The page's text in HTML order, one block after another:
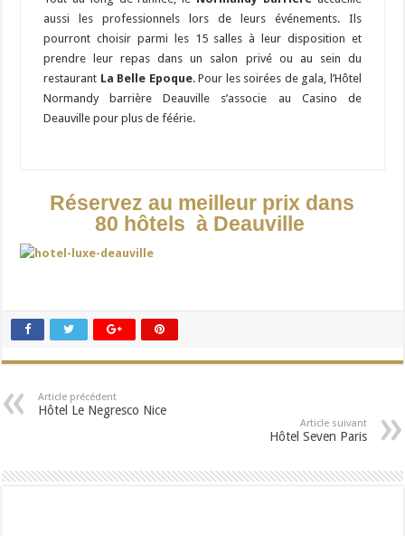
aussi les professionnels lors de leurs événements. Ils
pourront choisir parmi les 15 salles à leur disposition et
prendre leur repas dans un salon privé ou au sein du
restaurant La Belle Epoque. Pour les soirées de gala, l’Hôtel
Normandy barrière Deauville s’associe au Casino de
Deauville pour plus de féérie.
Réservez au meilleur prix dans
80 hôtels à Deauville
Article précédent
Hôtel Le Negresco Nice
Article suivant
Hôtel Seven Paris